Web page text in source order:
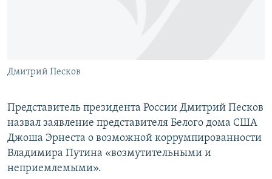
УКРАИНСКАЯ ПРОБЛЕМА КРЫМА
Дмитрий Песков
Представитель президента России Дмитрий Песков
назвал заявление представителя Белого дома США
Джоша Эрнеста о возможной коррумпированности
Владимира Путина «возмутительными и
неприемлемыми».